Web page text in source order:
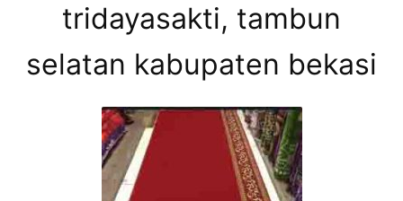
tridayasakti, tambun
selatan kabupaten bekasi